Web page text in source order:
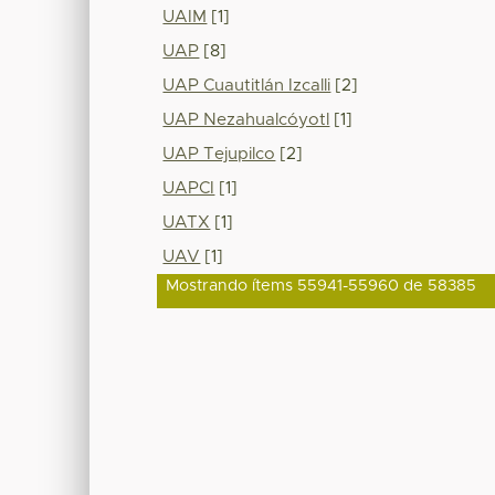
UAIM [1]
UAP [8]
UAP Cuautitlán Izcalli [2]
UAP Nezahualcóyotl [1]
UAP Tejupilco [2]
UAPCI [1]
UATX [1]
UAV [1]
Mostrando ítems 55941-55960 de 58385